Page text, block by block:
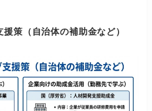
策（自治体の補助金など）